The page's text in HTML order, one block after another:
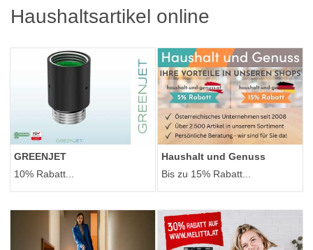
Haushaltsartikel online
GREENJET
10% Rabatt...
Haushalt und Genuss
Bis zu 15% Rabatt...